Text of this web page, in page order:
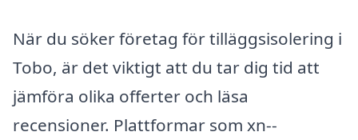
När du söker företag för tilläggsisolering i
Tobo, är det viktigt att du tar dig tid att
jämföra olika offerter och läsa
recensioner. Plattformar som xn--